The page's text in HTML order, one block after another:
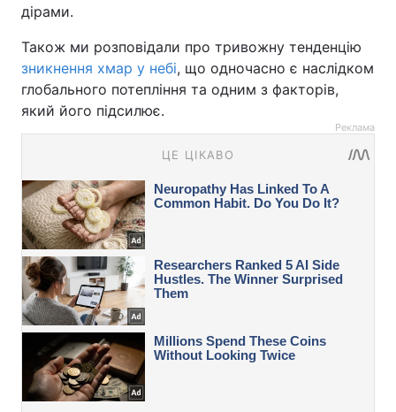
дірами.
Також ми розповідали про тривожну тенденцію
зникнення хмар у небі, що одночасно є наслідком
глобального потепління та одним з факторів,
який його підсилює.
Реклама